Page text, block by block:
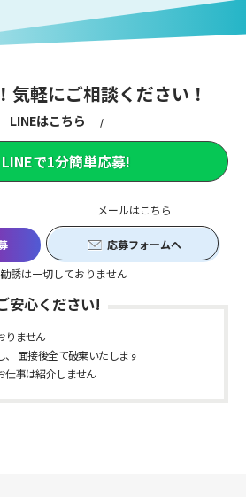
気軽にご相談ください！
メールはこちら
応募フォームへ
誘は一切しておりません
LINEはこちら
LINEで1分簡単応募!
安心ください!
りません
、 面接後全て破棄いたします
仕事は紹介しません